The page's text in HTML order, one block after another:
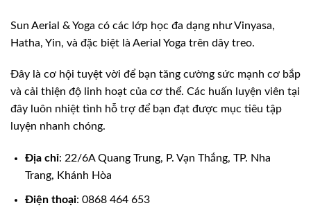
Sun Aerial & Yoga có các lớp học đa dạng như Vinyasa,
Hatha, Yin, và đặc biệt là Aerial Yoga trên dây treo.
Đây là cơ hội tuyệt vời để bạn tăng cường sức mạnh cơ bắp
và cải thiện độ linh hoạt của cơ thể. Các huấn luyện viên tại
đây luôn nhiệt tình hỗ trợ để bạn đạt được mục tiêu tập
luyện nhanh chóng.
Địa chỉ: 22/6A Quang Trung, P. Vạn Thắng, TP. Nha
Trang, Khánh Hòa
Điện thoại: 0868 464 653